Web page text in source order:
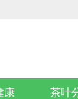
康 茶叶